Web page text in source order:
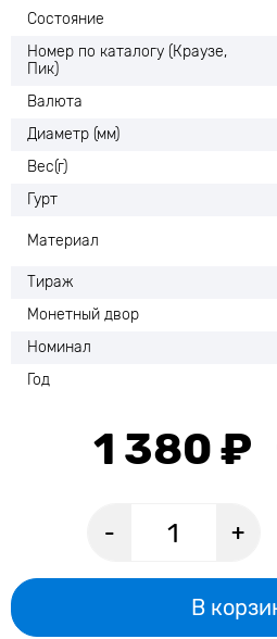
Состояние
Номер по каталогу (Краузе,
Пик)
Валюта
Диаметр (мм)
Вес(г)
Гурт
Материал
Тираж
Монетный двор
Номинал
Год
1 380 ₽
- +
В